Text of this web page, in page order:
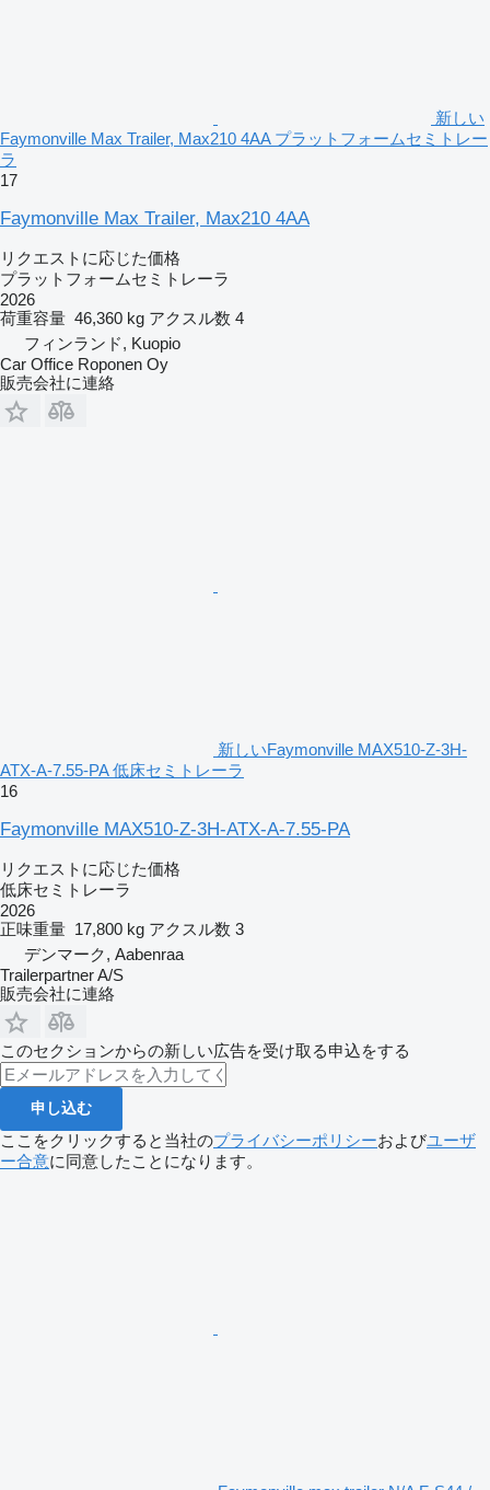
新しい
Faymonville Max Trailer, Max210 4AA プラットフォームセミトレー
ラ
17
Faymonville Max Trailer, Max210 4AA
リクエストに応じた価格
プラットフォームセミトレーラ
2026
荷重容量 46,360 kg アクスル数 4
フィンランド, Kuopio
Car Office Roponen Oy
販売会社に連絡
新しいFaymonville MAX510-Z-3H-
ATX-A-7.55-PA 低床セミトレーラ
16
Faymonville MAX510-Z-3H-ATX-A-7.55-PA
リクエストに応じた価格
低床セミトレーラ
2026
正味重量 17,800 kg アクスル数 3
デンマーク, Aabenraa
Trailerpartner A/S
販売会社に連絡
このセクションからの新しい広告を受け取る申込をする
申し込む
ここをクリックすると当社のプライバシーポリシーおよびユーザ
ー合意に同意したことになります。